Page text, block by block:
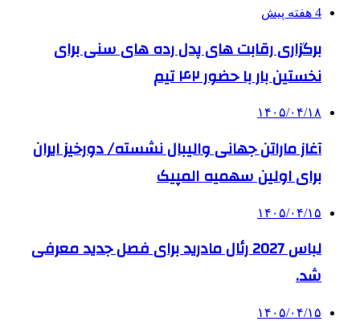
4 هفته پیش
برگزاری رقابت های پدل رده های سنی برای
نخستین بار با حضور ۴۲ تیم
۱۴۰۵/۰۴/۱۸
آغاز ماراتن جهانی والیبال نشسته/ دورخیز ایران
برای اولین سهمیه المپیک
۱۴۰۵/۰۴/۱۵
لباس 2027 رئال مادرید برای فصل جدید معرفی
شد.
۱۴۰۵/۰۴/۱۵